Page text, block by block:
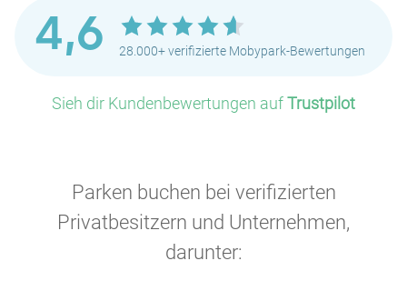
4,6 28.000+ verifizierte Mobypark-Bewertungen
Sieh dir Kundenbewertungen aufTrustpilot
Parken buchen bei verifizierten
Privatbesitzern und Unternehmen,
darunter:
P